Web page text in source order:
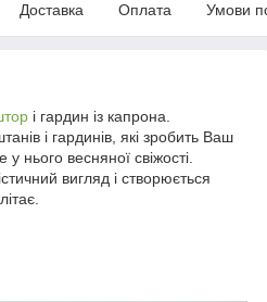
Доставка Оплата Умови
і гардин із капрона.
і гардинів, які зробить Ваш
нього весняної свіжості.
вигляд і створюється